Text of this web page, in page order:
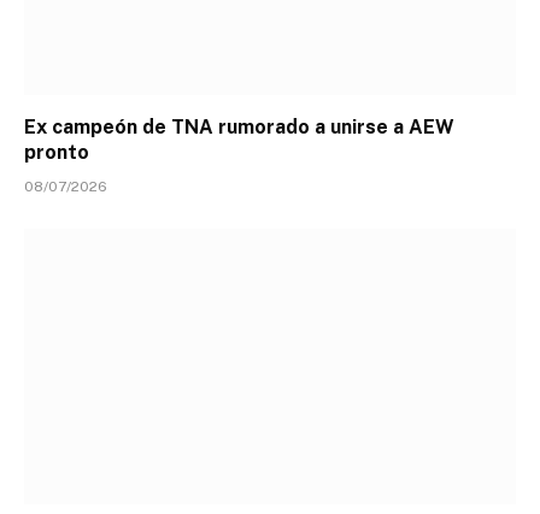
Ex campeón de TNA rumorado a unirse a AEW
pronto
08/07/2026